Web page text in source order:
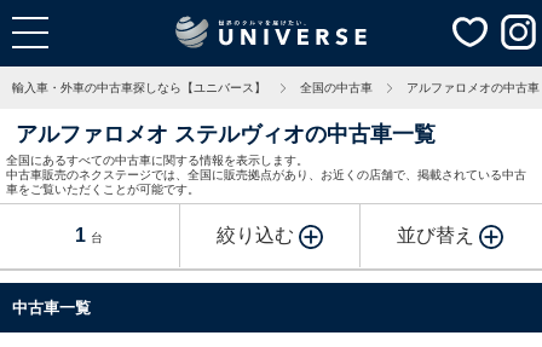
輸入車・外車の中古車探しなら【ユニバース】 全国の中古車 アルファロメオの中古車
アルファロメオ ステルヴィオの中古車一覧
全国にあるすべての中古車に関する情報を表示します。
中古車販売のネクステージでは、全国に販売拠点があり、お近くの店舗で、掲載されている中古
車をご覧いただくことが可能です。
1 台 絞り込む 並び替え
中古車一覧